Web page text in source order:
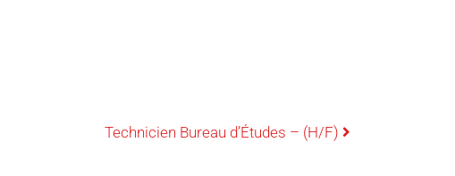
Technicien Bureau d’Études – (H/F)